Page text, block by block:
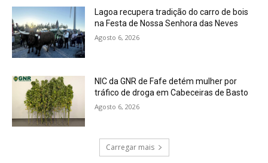
Lagoa recupera tradição do carro de bois
na Festa de Nossa Senhora das Neves
Agosto 6, 2026
NIC da GNR de Fafe detém mulher por
tráfico de droga em Cabeceiras de Basto
Agosto 6, 2026
Carregar mais